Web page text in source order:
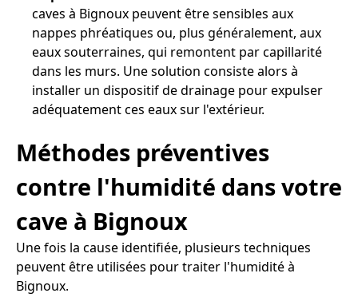
caves à Bignoux peuvent être sensibles aux
nappes phréatiques ou, plus généralement, aux
eaux souterraines, qui remontent par capillarité
dans les murs. Une solution consiste alors à
installer un dispositif de drainage pour expulser
adéquatement ces eaux sur l'extérieur.
Méthodes préventives
contre l'humidité dans votre
cave à Bignoux
Une fois la cause identifiée, plusieurs techniques
peuvent être utilisées pour traiter l'humidité à
Bignoux.